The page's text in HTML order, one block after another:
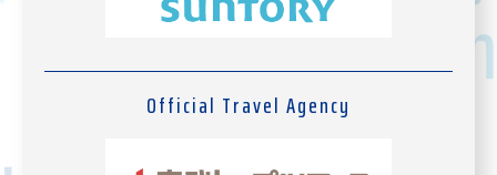
Official Travel Agency